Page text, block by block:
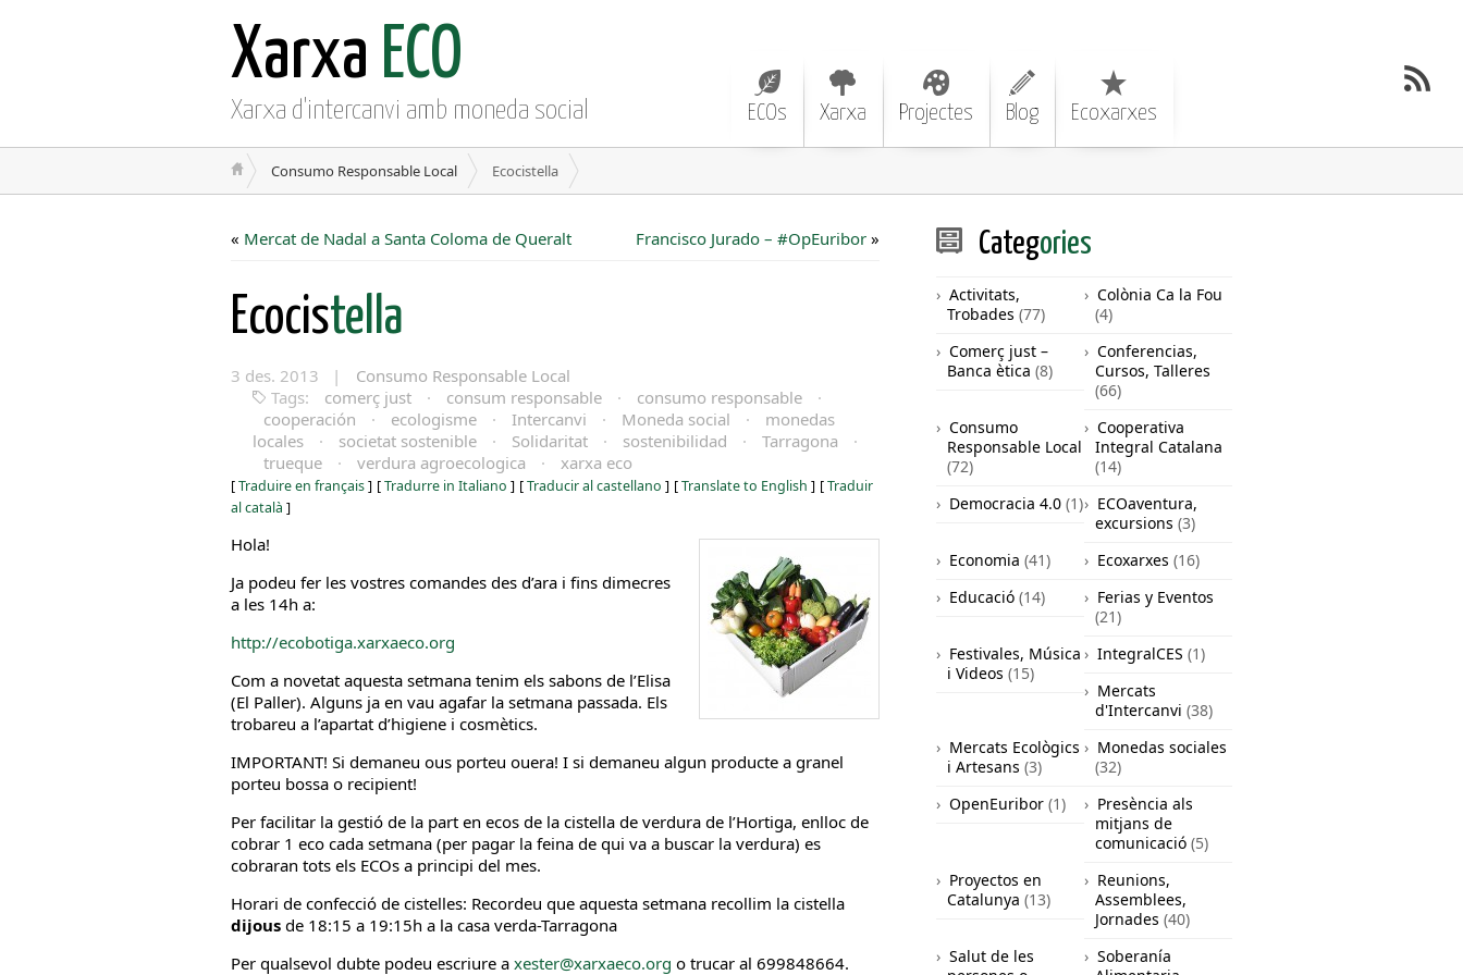
Xarxa ECO
Xarxa d'intercanvi amb moneda social ECOs Xarxa Projectes Blog Ecoxarxes
Consumo Responsable Local Ecocistella
« Mercat de Nadal a Santa Coloma de Queralt Francisco Jurado – #OpEuribor »
Ecocistella
3 des. 2013 |
Consumo Responsable Local
Tags:
comerç just · consum responsable · consumo responsable
·
cooperación
· ecologisme · Intercanvi · Moneda social ·
monedas
locales
· societat sostenible · Solidaritat · sostenibilidad · Tarragona
·
trueque
· verdura agroecologica · xarxa eco
[Traduire en français] [Tradurre in Italiano ] [Traducir al castellano ] [Translate to English ] [Traduir
al català ]
Hola!
Ja podeu fer les vostres comandes des d’ara i fins dimecres
a les 14h a:
http://ecobotiga.xarxaeco.org
Com a novetat aquesta setmana tenim els sabons de l’Elisa
(El Paller). Alguns ja en vau agafar la setmana passada. Els
trobareu a l’apartat d’higiene i cosmètics.
IMPORTANT! Si demaneu ous porteu ouera! I si demaneu algun producte a granel
porteu bossa o recipient!
Per facilitar la gestió de la part en ecos de la cistella de verdura de l’Hortiga, enlloc de
cobrar 1 eco cada setmana (per pagar la feina de qui va a buscar la verdura) es
cobraran tots els ECOs a principi del mes.
Horari de confecció de cistelles: Recordeu que aquesta setmana recollim la cistella
dijous de 18:15 a 19:15h a la casa verda-Tarragona
Per qualsevol dubte podeu escriure a xester@xarxaeco.org o trucar al 699848664.
Categories
Activitats,
Trobades (77)
Colònia Ca la Fou
(4)
Comerç just –
Banca ètica (8)
Conferencias,
Cursos, Talleres
(66)
Consumo
Responsable Local
(72)
Cooperativa
Integral Catalana
(14)
Democracia 4.0 (1)
ECOaventura,
excursions (3)
Economia (41) Ecoxarxes (16)
Educació (14)
Ferias y Eventos
(21)
Festivales, Música
i Videos (15)
IntegralCES (1)
Mercats
d'Intercanvi (38)
Mercats Ecològics
i Artesans (3)
Monedas sociales
(32)
OpenEuribor (1)
Presència als
mitjans de
comunicació (5)
Proyectos en
Catalunya (13)
Reunions,
Assemblees,
Jornades (40)
Salut de les
Soberanía